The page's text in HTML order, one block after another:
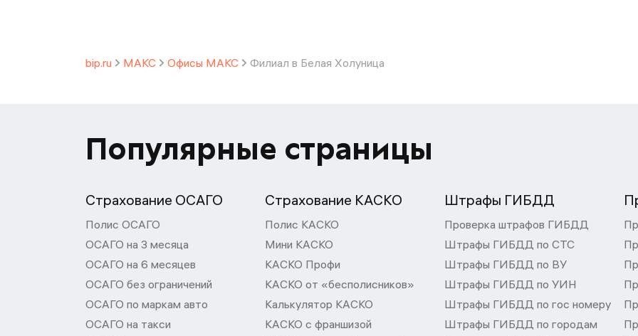
bip.ru МАКС Офисы МАКС Филиал в Белая Холуница
Популярные страницы
Страхование ОСАГО
Полис ОСАГО
ОСАГО на 3 месяца
ОСАГО на 6 месяцев
ОСАГО без ограничений
ОСАГО по маркам авто
ОСАГО на такси
Страхование КАСКО
Полис КАСКО
Мини КАСКО
КАСКО Профи
КАСКО от «бесполисников»
Калькулятор КАСКО
КАСКО с франшизой
Штрафы ГИБДД
Проверка штрафов ГИБДД
Штрафы ГИБДД по СТС
Штрафы ГИБДД по ВУ
Штрафы ГИБДД по УИН
Штрафы ГИБДД по гос номеру
Штрафы ГИБДД по городам